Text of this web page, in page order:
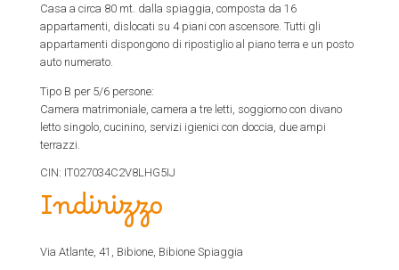
Casa a circa 80 mt. dalla spiaggia, composta da 16
appartamenti, dislocati su 4 piani con ascensore. Tutti gli
appartamenti dispongono di ripostiglio al piano terra e un posto
auto numerato.
Tipo B per 5/6 persone:
Camera matrimoniale, camera a tre letti, soggiorno con divano
letto singolo, cucinino, servizi igienici con doccia, due ampi
terrazzi.
CIN: IT027034C2V8LHG5IJ
Indirizzo
Via Atlante, 41, Bibione, Bibione Spiaggia